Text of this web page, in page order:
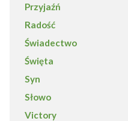
Przyjaźń
Radość
Świadectwo
Święta
Syn
Słowo
Victory